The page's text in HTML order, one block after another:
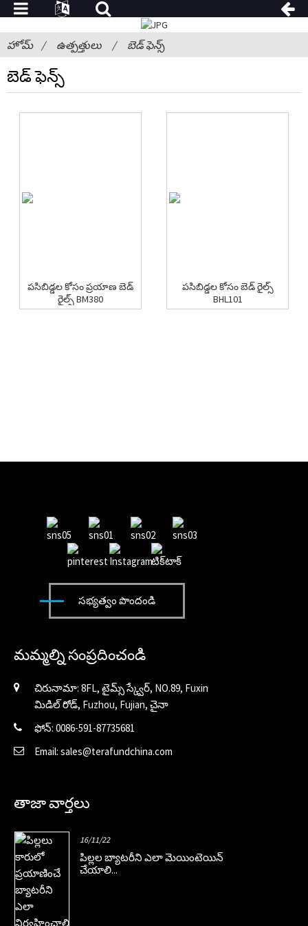
హోమ్ ఉత్పత్తులు బెడ్ ఫెన్స్
బెడ్ ఫెన్స్
పసిబిడ్డల కోసం ప్రయాణ బెడ్
రైల్స్ BM380
పసిబిడ్డల కోసం బెడ్ రైల్స్
BHL101
సభ్యత్వం పొందండి
మమ్మల్ని సంప్రదించండి
చిరునామా: 8FL, టైమ్స్ స్క్వేర్, NO.89, Fuxin
మిడిల్ రోడ్, Fuzhou, Fujian, చైనా
ఫోన్: 0086-591-87735681
Email: sales@terafundchina.com
తాజా వార్తలు
16/11/22
పిల్లల బ్యాటరీని ఎలా మెయింటెయిన్
చేయాలి...